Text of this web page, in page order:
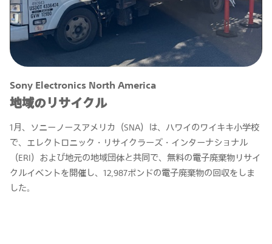
Sony Electronics North America
地域のリサイクル
1月、ソニーノースアメリカ（SNA）は、ハワイのワイキキ小学校
で、エレクトロニック・リサイクラーズ・インターナショナル
（ERI）および地元の地域団体と共同で、無料の電子廃棄物リサイ
クルイベントを開催し、12,987ポンドの電子廃棄物の回収をしま
した。